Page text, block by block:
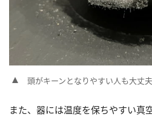
頭がキーンとなりやすい人も大丈夫
また、器には温度を保ちやすい真